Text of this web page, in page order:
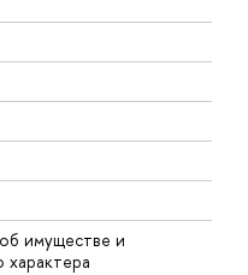
имуществе и
характера